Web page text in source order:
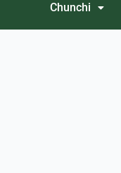
Chunchi